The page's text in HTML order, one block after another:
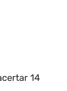
14